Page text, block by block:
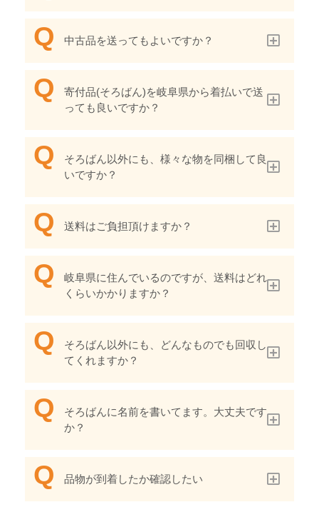
中古品を送ってもよいですか？
寄付品(そろばん)を岐阜県から着払いで送
っても良いですか？
そろばん以外にも、様々な物を同梱して良
いですか？
送料はご負担頂けますか？
岐阜県に住んでいるのですが、送料はどれ
くらいかかりますか？
そろばん以外にも、どんなものでも回収し
てくれますか？
そろばんに名前を書いてます。大丈夫です
か？
品物が到着したか確認したい